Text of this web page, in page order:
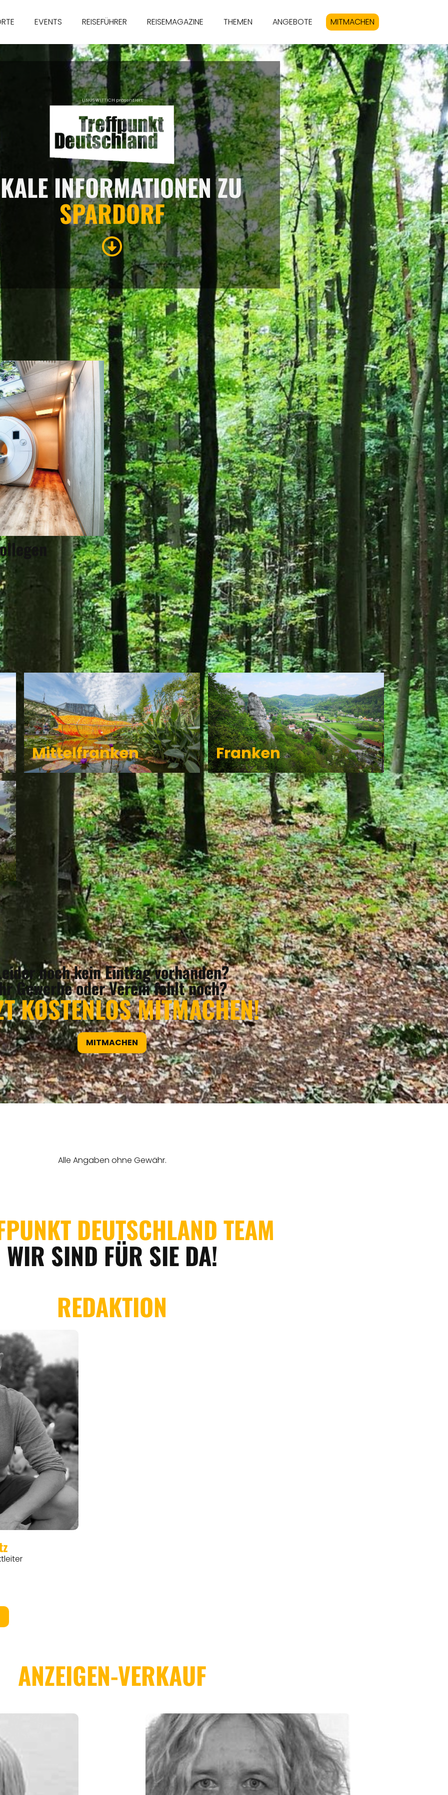
EVENTS REISEFÜHRER REISEMAGAZINE THEMEN ANGEBOTE MITMACHEN
LINUS WITTICH präsentiert
INFORMATIONEN ZU
SPARDORF
GEWERBE VOR ORT
Eigenen Eintrag kostenlos erstellen >
GEHÖRT ZU DEN REGIONEN
Mittelfranken Franken
noch kein Eintrag vorhanden?
Gewerbe oder Verein fehlt noch?
KOSTENLOS MITMACHEN!
MITMACHEN